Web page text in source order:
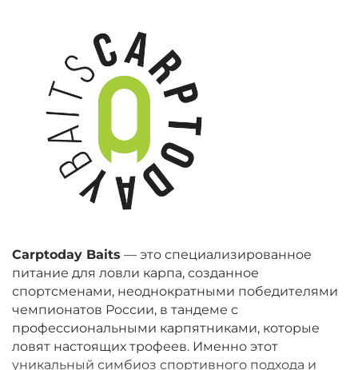
Carptoday Baits — это специализированное
питание для ловли карпа, созданное
спортсменами, неоднократными победителями
чемпионатов России, в тандеме с
профессиональными карпятниками, которые
ловят настоящих трофеев. Именно этот
уникальный симбиоз спортивного подхода и